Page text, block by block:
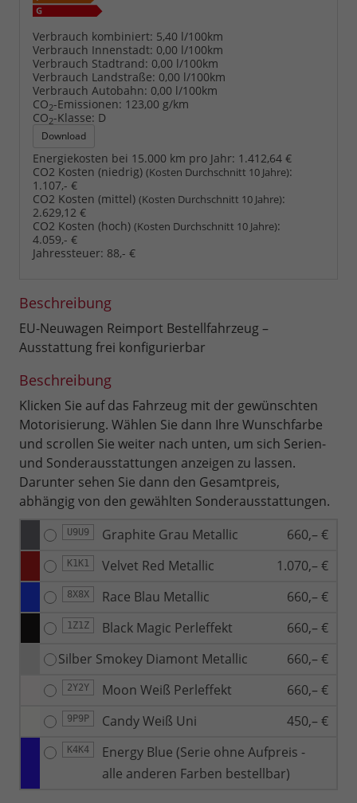
Verbrauch kombiniert: 5,40 l/100km
Verbrauch Innenstadt: 0,00 l/100km
Verbrauch Stadtrand: 0,00 l/100km
Verbrauch Landstraße: 0,00 l/100km
Verbrauch Autobahn: 0,00 l/100km
CO2-Emissionen: 123,00 g/km
CO2-Klasse: D
Download
Energiekosten bei 15.000 km pro Jahr: 1.412,64 €
CO2 Kosten (niedrig) (Kosten Durchschnitt 10 Jahre):
1.107,- €
CO2 Kosten (mittel) (Kosten Durchschnitt 10 Jahre):
2.629,12 €
CO2 Kosten (hoch) (Kosten Durchschnitt 10 Jahre):
4.059,- €
Jahressteuer: 88,- €
Beschreibung
EU-Neuwagen Reimport Bestellfahrzeug –
Ausstattung frei konfigurierbar
Beschreibung
Klicken Sie auf das Fahrzeug mit der gewünschten
Motorisierung. Wählen Sie dann Ihre Wunschfarbe
und scrollen Sie weiter nach unten, um sich Serien-
und Sonderausstattungen anzeigen zu lassen.
Darunter sehen Sie dann den Gesamtpreis,
abhängig von den gewählten Sonderausstattungen.
U9U9 Graphite Grau Metallic 660,– €
K1K1 Velvet Red Metallic 1.070,– €
8X8X Race Blau Metallic 660,– €
1Z1Z Black Magic Perleffekt
660,– €
Silber Smokey Diamont Metallic
660,– €
2Y2Y Moon Weiß Perleffekt 660,– €
9P9P Candy Weiß Uni 450,– €
K4K4
Energy Blue (Serie ohne Aufpreis -
alle anderen Farben bestellbar)